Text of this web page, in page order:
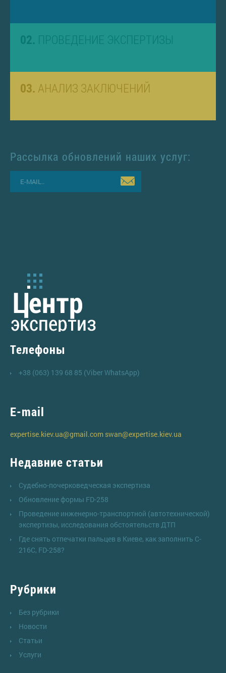
02. ПРОВЕДЕНИЕ ЭКСПЕРТИЗЫ
03. АНАЛИЗ ЗАКЛЮЧЕНИЙ
Рассылка обновлений наших услуг:
Телефоны
+38 (063) 139 68 85 (Viber WhatsApp)
E-mail
expertise.kiev.ua@gmail.com swan@expertise.kiev.ua
Недавние статьи
Судебно-почерковедческая экспертиза
Обновление формы FD-258
Проведение инженерно-транспортной (автотехнической)
экспертизы, исследования обстоятельств ДТП
Где снять отпечатки пальцев в Киеве, как заполнить C-
216C, FD-258?
Рубрики
Без рубрики
Новости
Статьи
Услуги